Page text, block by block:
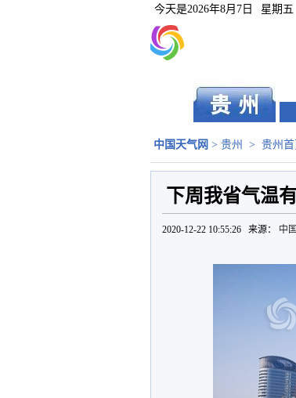
今天是2026年8月7日 星期五
中国天气网 > 贵州 > 贵州首
下周我省气温
2020-12-22 10:55:26 来源： 中